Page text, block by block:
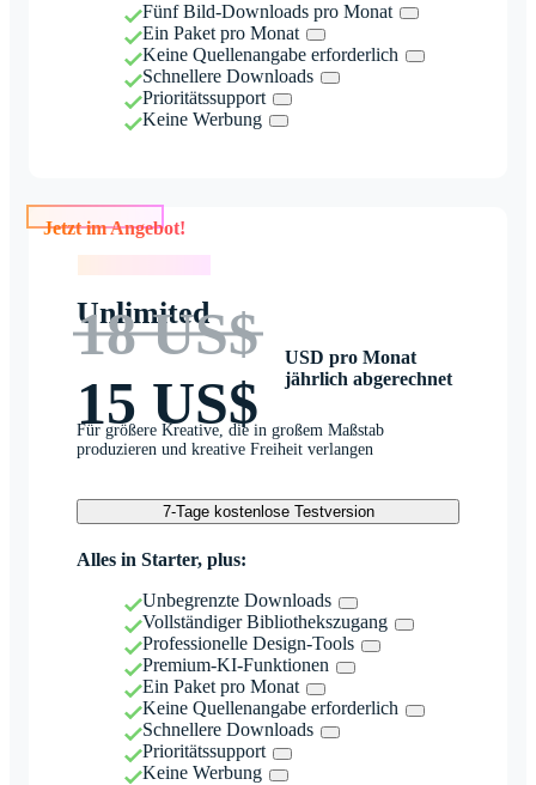
Fünf Bild-Downloads pro Monat
Ein Paket pro Monat
Keine Quellenangabe erforderlich
Schnellere Downloads
Prioritätssupport
Keine Werbung
Jetzt im Angebot!
Unlimited
18 US$
15 US$
USD pro Monat
jährlich abgerechnet
Für größere Kreative, die in großem Maßstab
produzieren und kreative Freiheit verlangen
7-Tage kostenlose Testversion
Alles in Starter, plus:
Unbegrenzte Downloads
Vollständiger Bibliothekszugang
Professionelle Design-Tools
Premium-KI-Funktionen
Ein Paket pro Monat
Keine Quellenangabe erforderlich
Schnellere Downloads
Prioritätssupport
Keine Werbung